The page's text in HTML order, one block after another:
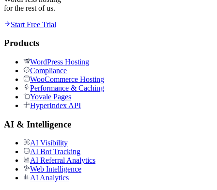
for the rest of us.
Start Free Trial
Products
WordPress Hosting
Compliance
WooCommerce Hosting
Performance & Caching
Yovale Pages
HyperIndex API
AI & Intelligence
AI Visibility
AI Bot Tracking
AI Referral Analytics
Web Intelligence
AI Analytics